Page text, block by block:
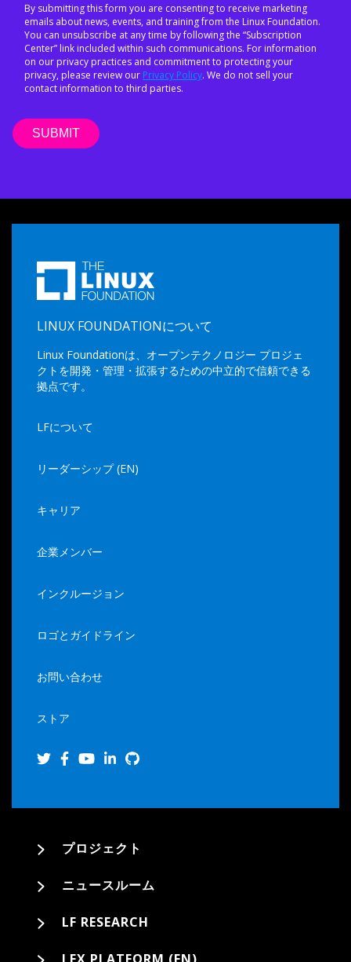
By submitting this form you are consenting to receive marketing
emails about news, events, and training from the Linux Foundation.
You can unsubscribe at any time by following the “Subscription
Center” link included within such communications. For information
on our privacy practices and commitment to protecting your
privacy, please review our Privacy Policy. We do not sell your
contact information to third parties.
LINUX FOUNDATIONについて
Linux Foundationは、オープンテクノロジー プロジェ
クトを開発・管理・拡張するための中立的で信頼できる
拠点です。
LFについて
リーダーシップ (EN)
キャリア
企業メンバー
インクルージョン
ロゴとガイドライン
お問い合わせ
ストア
プロジェクト
ニュースルーム
LF RESEARCH